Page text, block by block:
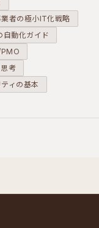
者の極小IT化戦略
自動化ガイド
考
ィの基本